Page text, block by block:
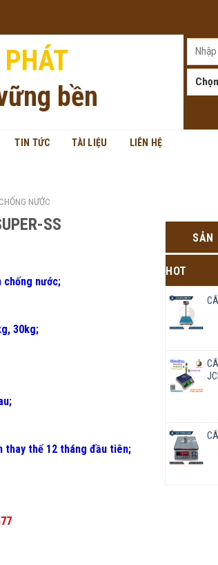
bền
TIN TỨC TÀI LIỆU LIÊN HỆ
NƯỚC
SS
chống nước;
30kg;
thay thế 12 tháng đầu tiên;
SẢN
HOT